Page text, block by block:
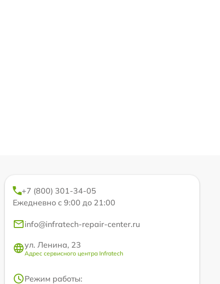
+7 (800) 301-34-05
Ежедневно с 9:00 до 21:00
info@infratech-repair-center.ru
ул. Ленина, 23
Адрес сервисного центра Infratech
Режим работы: